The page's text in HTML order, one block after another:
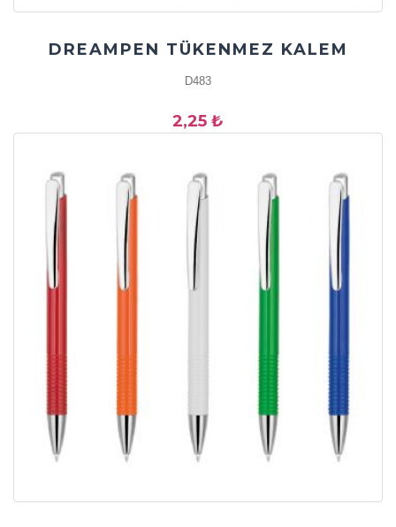
DREAMPEN TÜKENMEZ KALEM
D483
2,25 ₺